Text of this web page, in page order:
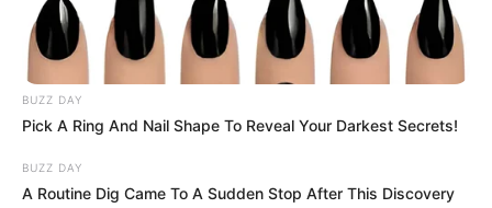
BUZZ DAY
Pick A Ring And Nail Shape To Reveal Your Darkest Secrets!
BUZZ DAY
A Routine Dig Came To A Sudden Stop After This Discovery